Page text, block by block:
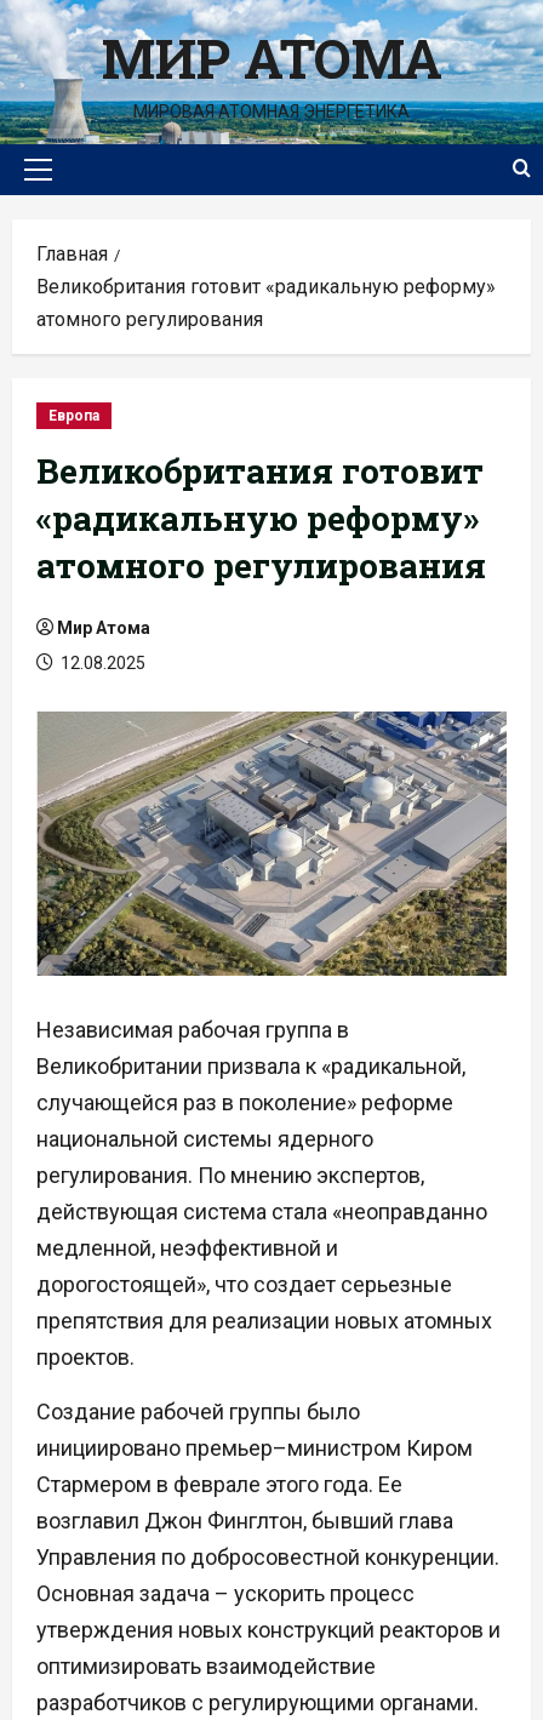
Перейти
к
содержимомуМИР АТОМА
МИРОВАЯ АТОМНАЯ ЭНЕРГЕТИКА
Основное
Главная
Великобритания готовит «радикальную реформу»
атомного регулирования
Европа
Великобритания готовит
«радикальную реформу»
атомного регулирования
Мир Атома
12.08.2025
Независимая рабочая группа в
Великобритании призвала к «радикальной,
случающейся раз в поколение» реформе
национальной системы ядерного
регулирования. По мнению экспертов,
действующая система стала «неоправданно
медленной, неэффективной и
дорогостоящей», что создает серьезные
препятствия для реализации новых атомных
проектов.
Создание рабочей группы было
инициировано премьер–министром Киром
Стармером в феврале этого года. Ее
возглавил Джон Финглтон, бывший глава
Управления по добросовестной конкуренции.
Основная задача – ускорить процесс
утверждения новых конструкций реакторов и
оптимизировать взаимодействие
разработчиков с регулирующими органами.